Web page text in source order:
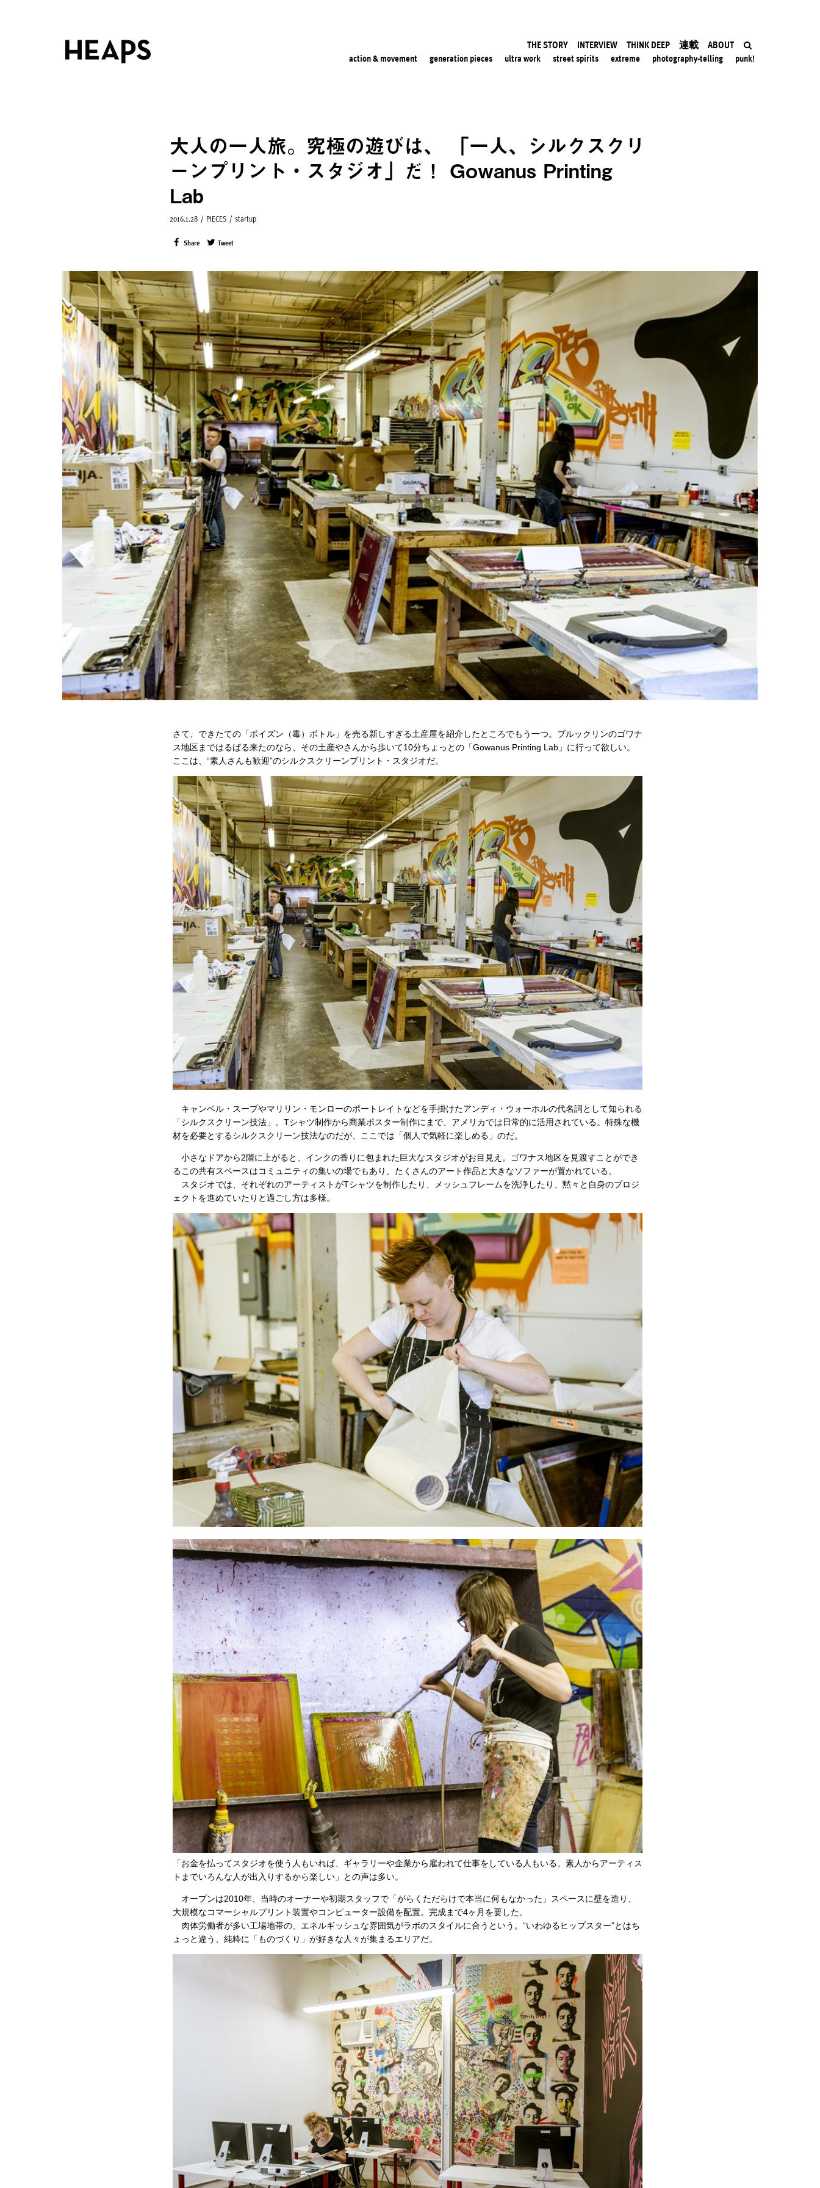
THE STORY INTERVIEW THINK DEEP 連載 ABOUT
action & movement generation pieces ultra work street spirits extreme photography-telling punk!
大人の一人旅。究極の遊びは、 「一人、シルクスクリ
ーンプリント・スタジオ」だ！ Gowanus Printing
Lab
2016.1.28 / PIECES / startup
Share Tweet
さて、できたての「ポイズン（毒）ボトル」を売る新しすぎる土産屋を紹介したところでもう一つ。ブルックリンのゴワナ
ス地区まではるばる来たのなら、その土産やさんから歩いて10分ちょっとの「Gowanus Printing Lab」に行って欲しい。
ここは、“素人さんも歓迎”のシルクスクリーンプリント・スタジオだ。
キャンベル・スープやマリリン・モンローのポートレイトなどを手掛けたアンディ・ウォーホルの代名詞として知られる
「シルクスクリーン技法」。Tシャツ制作から商業ポスター制作にまで、アメリカでは日常的に活用されている。特殊な機
材を必要とするシルクスクリーン技法なのだが、ここでは「個人で気軽に楽しめる」のだ。
小さなドアから2階に上がると、インクの香りに包まれた巨大なスタジオがお目見え。ゴワナス地区を見渡すことができ
るこの共有スペースはコミュニティの集いの場でもあり、たくさんのアート作品と大きなソファーが置かれている。
スタジオでは、それぞれのアーティストがTシャツを制作したり、メッシュフレームを洗浄したり、黙々と自身のプロジ
ェクトを進めていたりと過ごし方は多様。
「お金を払ってスタジオを使う人もいれば、ギャラリーや企業から雇われて仕事をしている人もいる。素人からアーティス
トまでいろんな人が出入りするから楽しい」との声は多い。
オープンは2010年、当時のオーナーや初期スタッフで「がらくただらけで本当に何もなかった」スペースに壁を造り、
大規模なコマーシャルプリント装置やコンピューター設備を配置。完成まで4ヶ月を要した。
肉体労働者が多い工場地帯の、エネルギッシュな雰囲気がラボのスタイルに合うという。“いわゆるヒップスター”とはち
ょっと違う、純粋に「ものづくり」が好きな人々が集まるエリアだ。